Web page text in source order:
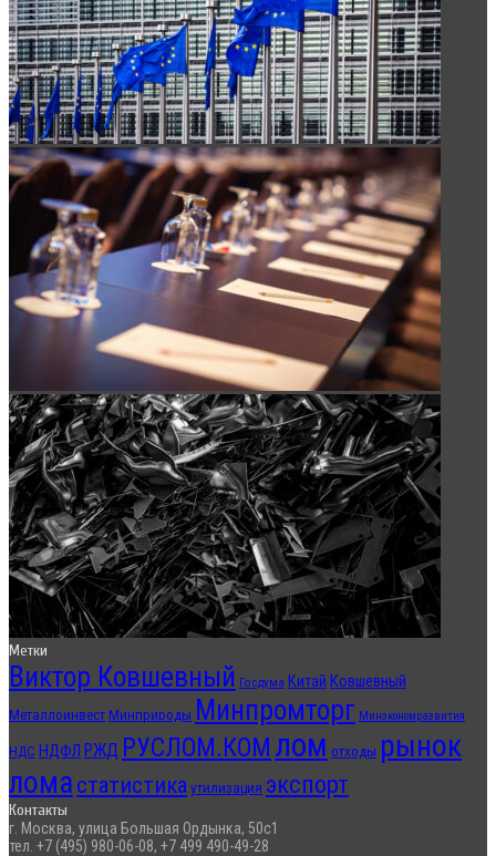
Метки
Виктор Ковшевный Госдума Китай Ковшевный
Металлоинвест Минприроды Минпромторг Минэкономразвития
НДС НДФЛ РЖД РУСЛОМ.КОМ лом отходы рынок
лома статистика утилизация экспорт
Контакты
г. Москва, улица Большая Ордынка, 50с1
тел. +7 (495) 980-06-08, +7 499 490-49-28